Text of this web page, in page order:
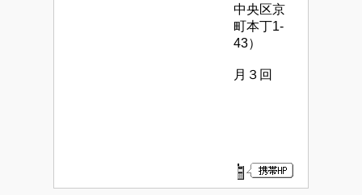
中央区京
町本丁1-
43）
月３回